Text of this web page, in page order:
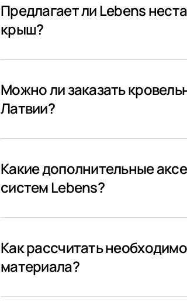
Предлагает ли Lebens
крыш?
Можно ли заказать
Латвии?
Какие дополнительные
систем Lebens?
Как рассчитать
материала?